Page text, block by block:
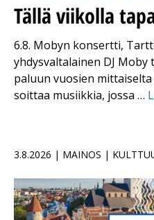
Tällä viikolla
6.8. Mobyn konsertti,
yhdysvaltalainen DJ
paluun vuosien
soittaa musiikkia, jossa …
3.8.2026 | MAINOS |